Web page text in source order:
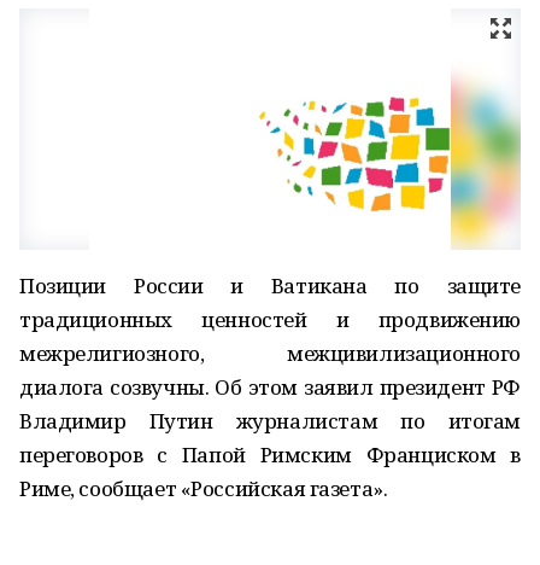
Позиции России и Ватикана по защите
традиционных ценностей и продвижению
межрелигиозного, межцивилизационного
диалога созвучны. Об этом заявил президент РФ
Владимир Путин журналистам по итогам
переговоров с Папой Римским Франциском в
Риме, сообщает «Российская газета».